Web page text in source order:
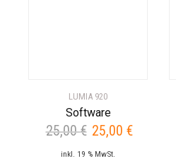
LUMIA 920
Software
25,00€ Ursprünglicher
25,00 €Aktueller
inkl. 19 % MwSt.